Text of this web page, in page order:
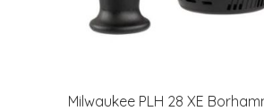
Milwaukee PLH 28 XE